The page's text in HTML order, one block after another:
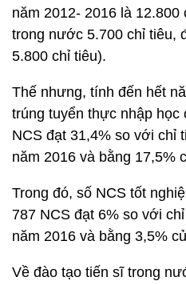
năm 2012- 2016 là
trong nước 5.700 chỉ tiêu,
5.800 chỉ tiêu).
Thế nhưng, tính đến hết
trúng tuyển thực nhập học
NCS đạt 31,4% so với chỉ
năm 2016 và bằng 17,5%
Trong đó, số NCS tốt
787 NCS đạt 6% so với
năm 2016 và bằng 3,5%
Về đào tạo tiến sĩ trong